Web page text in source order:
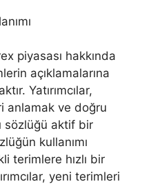
piyasası hakkında
açıklamalarına
Yatırımcılar,
anlamak ve doğru
sözlüğü aktif bir
kullanımı
terimlere hızlı bir
yeni terimleri